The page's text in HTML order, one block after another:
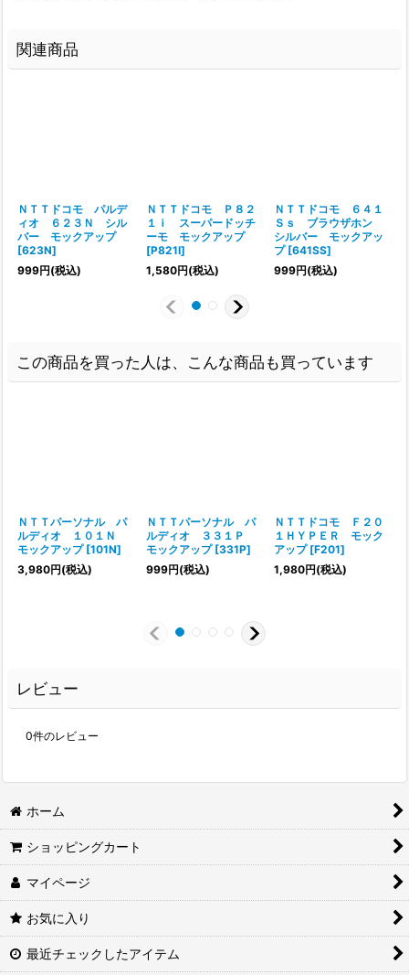
関連商品
ＮＴＴドコモ パルデ
ィオ ６２３Ｎ シル
バー モックアップ
[623N]
999円(税込)
ＮＴＴドコモ Ｐ８２
１ｉ スーパードッチ
ーモ モックアップ
[P821I]
1,580円(税込)
ＮＴＴドコモ ６４１
Ｓｓ ブラウザホン
シルバー モックアッ
プ [641SS]
999円(税込)
この商品を買った人は、こんな商品も買っています
ＮＴＴパーソナル パ
ルディオ １０１Ｎ
モックアップ [101N]
3,980円(税込)
ＮＴＴパーソナル パ
ルディオ ３３１Ｐ
モックアップ [331P]
999円(税込)
ＮＴＴドコモ Ｆ２０
１ＨＹＰＥＲ モック
アップ [F201]
1,980円(税込)
レビュー
0件のレビュー
ホーム
ショッピングカート
マイページ
お気に入り
最近チェックしたアイテム